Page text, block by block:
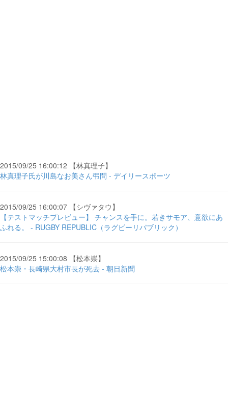
2015/09/25 16:00:12 【林真理子】
林真理子氏が川島なお美さん弔問 - デイリースポーツ
2015/09/25 16:00:07 【シヴァタウ】
【テストマッチプレビュー】 チャンスを手に。若きサモア、意欲にあ
ふれる。 - RUGBY REPUBLIC（ラグビーリパブリック）
2015/09/25 15:00:08 【松本崇】
松本崇・長崎県大村市長が死去 - 朝日新聞